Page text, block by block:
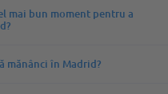
mai bun moment pentru a
mănânci în Madrid?